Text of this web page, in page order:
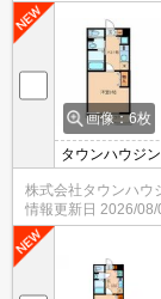
画像：6枚
タウンハウジ
きる設備仕様
株式会社タウンハウ
情報更新日 2026/08/